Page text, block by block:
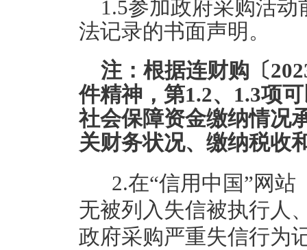
1.5参加政府采购活
法记录的书面声明。
注：根据连财购〔
件精神，第1.2、1.3项
社会保障资金缴纳情况
关财务状况、缴纳税收
2.在“信用中国”网站
无被列入失信被执行人
政府采购严重失信行为